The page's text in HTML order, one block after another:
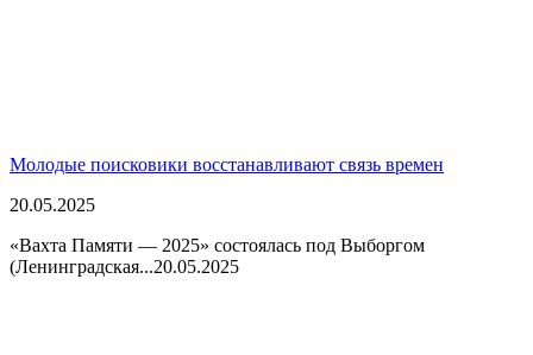
Молодые поисковики восстанавливают связь времен
20.05.2025
«Вахта Памяти — 2025» состоялась под Выборгом
(Ленинградская...20.05.2025